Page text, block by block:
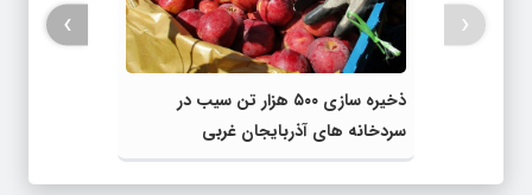
ذخیره سازی ۵۰۰ هزار تن سیب در
سردخانه های آذربایجان غربی
‹
›